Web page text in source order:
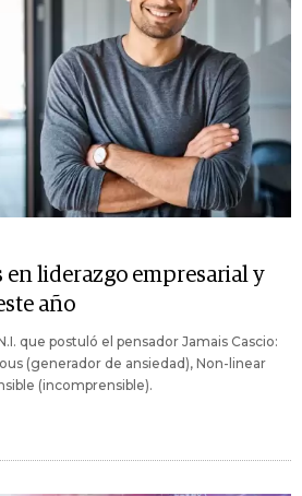
en liderazgo empresarial y
año
que postuló el pensador Jamais Cascio:
(generador de ansiedad), Non-linear
(incomprensible).